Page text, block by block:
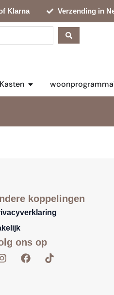
Klarna Verzending in
Kasten Open Kasten
koppelingen
ons op
I
n
F
a
T
i